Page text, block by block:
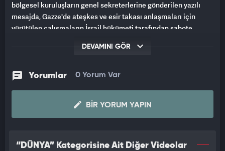
bölgesel kuruluşların genel sekreterlerine gönderilen yazılı
mesajda, Gazze'de ateşkes ve esir takası anlaşmaları için
yürütülen çalışmaların İsrail hükümeti tarafından sabote
Dışişleri Bakanı Muhammed bin Abdurrahman Al Sani ile bir
araya gelmesi ve ateşkese yönelik yeni teklifi teslim
DEVAMINI GÖR
Yorumlar 0 Yorum Var
BIR YORUM YAPIN
“DÜNYA” Kategorisine Ait Diğer Videolar